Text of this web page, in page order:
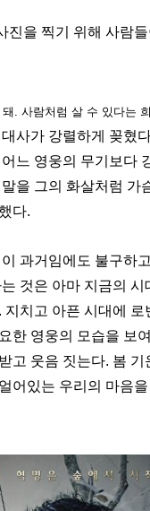
진을 찍기 위해 사람
. 사람처럼 살 수 있다는
사가 강렬하게 꽂혔
느 영웅의 무기보다
을 그의 화살처럼 가
다.
과거임에도 불구하
것은 아마 지금의 시
지치고 아픈 시대에 로
한 영웅의 모습을 보
고 웃음 짓는다. 봄 기
어있는 우리의 마음